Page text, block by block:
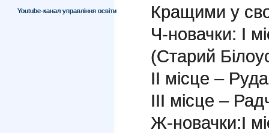
Youtube-канал управління освіти
Кращими у
Ч-новачки: І
(Старий
ІІ місце –
ІІІ місце –
Ж-новачки:І